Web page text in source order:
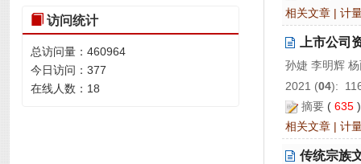
相关文章 | 计
上市公司
孙婕 李明辉
2021 (04):
摘要 ( 635
相关文章 | 计
传统宗族
访问统计
总访问量： 460964
今日访问： 377
在线人数： 18